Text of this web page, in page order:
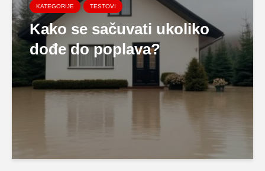
KATEGORIJE TESTOVI
Kako se sačuvati ukoliko
dođe do poplava?